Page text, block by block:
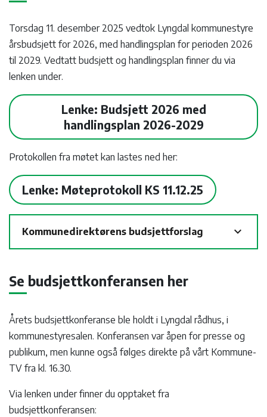
Torsdag 11. desember 2025 vedtok Lyngdal kommunestyre
årsbudsjett for 2026, med handlingsplan for perioden 2026
til 2029. Vedtatt budsjett og handlingsplan finner du via
lenken under.
Lenke: Budsjett 2026 med
handlingsplan 2026-2029
Protokollen fra møtet kan lastes ned her:
Lenke: Møteprotokoll KS 11.12.25
Kommunedirektørens budsjettforslag expand_more
Se budsjettkonferansen her
Årets budsjettkonferanse ble holdt i Lyngdal rådhus, i
kommunestyresalen. Konferansen var åpen for presse og
publikum, men kunne også følges direkte på vårt Kommune-
TV fra kl. 16.30.
Via lenken under finner du opptaket fra
budsjettkonferansen: